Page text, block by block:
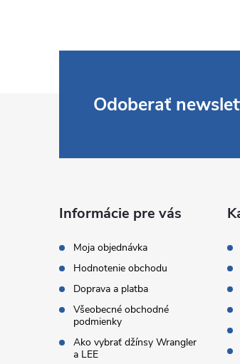
Odoberať
Informácie pre vás
Moja objednávka
Hodnotenie obchodu
Doprava a platba
Všeobecné obchodné
podmienky
Ako vybrať džínsy Wrangler
a LEE